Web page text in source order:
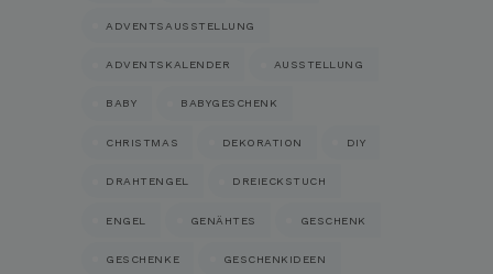
ADVENTSAUSSTELLUNG
ADVENTSKALENDER AUSSTELLUNG
BABY BABYGESCHENK
CHRISTMAS DEKORATION DIY
DRAHTENGEL DREIECKSTUCH
ENGEL GENÄHTES GESCHENK
GESCHENKE GESCHENKIDEEN